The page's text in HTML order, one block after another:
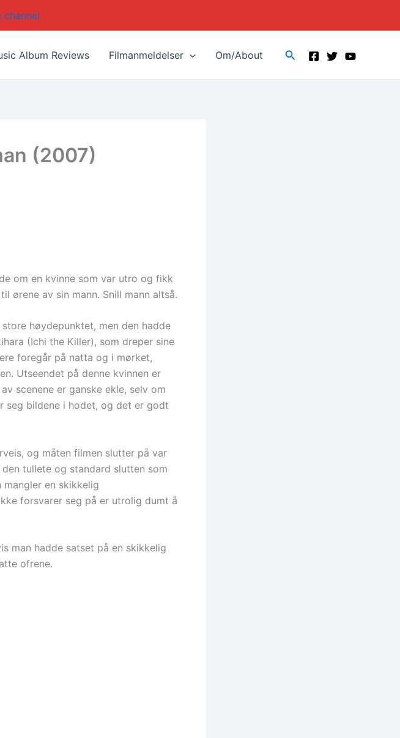
channel
Album Reviews Filmanmeldelser Om/About Search
(2007)
om en kvinne som var utro og fikk
ørene av sin mann. Snill mann altså.
høydepunktet, men den hadde
(Ichi the Killer), som dreper sine
foregår på natta og i mørket,
Utseendet på denne kvinnen er
scenene er ganske ekle, selv om
seg bildene i hodet, og det er godt
og måten filmen slutter på var
tullete og standard slutten som
mangler en skikkelig
forsvarer seg på er utrolig dumt å
man hadde satset på en skikkelig
ofrene.